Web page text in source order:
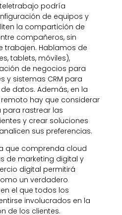
podría
de equipos y
la compartición de
compañeros, sin
trabajen. Hablamos de
tablets, móviles),
de negocios para
y sistemas CRM para
datos. Además, en la
hay que considerar
para rastrear las
y crear soluciones
sus preferencias.
que comprenda cloud
de marketing digital y
digital permitirá
un verdadero
el que todos los
involucrados en la
de los clientes.